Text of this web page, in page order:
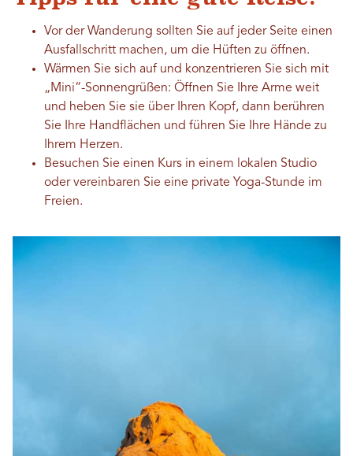
Vor der Wanderung sollten Sie auf jeder Seite einen
Ausfallschritt machen, um die Hüften zu öffnen.
Wärmen Sie sich auf und konzentrieren Sie sich mit
„Mini“-Sonnengrüßen: Öffnen Sie Ihre Arme weit
und heben Sie sie über Ihren Kopf, dann berühren
Sie Ihre Handflächen und führen Sie Ihre Hände zu
Ihrem Herzen.
Besuchen Sie einen Kurs in einem lokalen Studio
oder vereinbaren Sie eine private Yoga-Stunde im
Freien.